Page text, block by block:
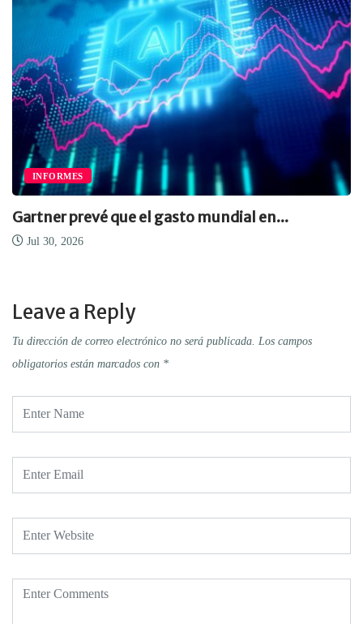
INFORMES
Gartner prevé que el gasto mundial en...
Jul 30, 2026
Leave a Reply
Tu dirección de correo electrónico no será publicada. Los campos
obligatorios están marcados con *